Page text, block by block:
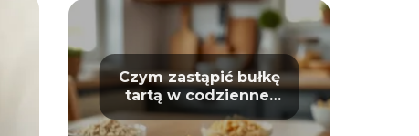
Czym zastąpić bułkę
tartą w codziennej
kuchni?